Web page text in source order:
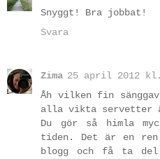
Snyggt! Bra jobbat!
Svara
Zima 25 april 2012
Åh vilken fin
alla vikta servetter
Du gör så himla
tiden. Det är en
blogg och få ta